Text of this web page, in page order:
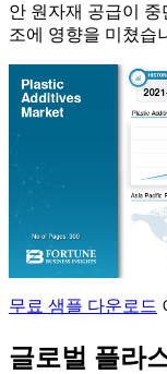
안 원자재 공급이 중
조에 영향을 미쳤습
무료 샘플 다운로드
글로벌 플라